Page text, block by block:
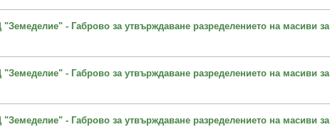
"Земеделие" - Габрово за утвърждаване разределението на масиви за
"Земеделие" - Габрово за утвърждаване разределението на масиви за
"Земеделие" - Габрово за утвърждаване разределението на масиви за